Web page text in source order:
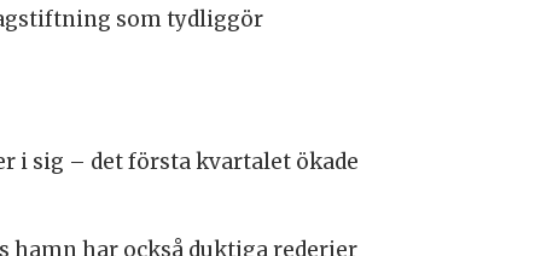
som tydliggör
i sig – det första kvartalet ökade
hamn har också duktiga rederier